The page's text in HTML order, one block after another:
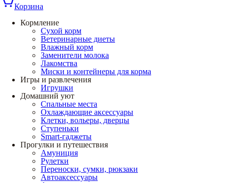
Корзина
Кормление
Сухой корм
Ветеринарные диеты
Влажный корм
Заменители молока
Лакомства
Миски и контейнеры для корма
Игры и развлечения
Игрушки
Домашний уют
Спальные места
Охлаждающие аксессуары
Клетки, вольеры, дверцы
Ступеньки
Smart-гаджеты
Прогулки и путешествия
Амуниция
Рулетки
Переноски, сумки, рюкзаки
Автоаксессуары